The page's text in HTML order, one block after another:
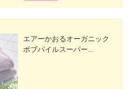
エアーかおるオーガニック
ボブパイルスーパー...